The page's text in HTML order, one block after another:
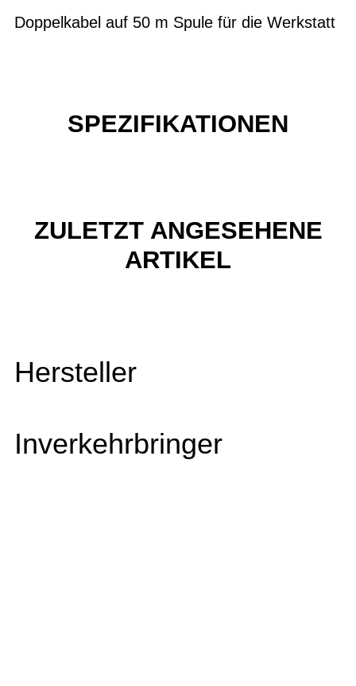
Doppelkabel auf 50 m Spule für die Werkstatt
SPEZIFIKATIONEN
ZULETZT ANGESEHENE
ARTIKEL
Hersteller
Inverkehrbringer